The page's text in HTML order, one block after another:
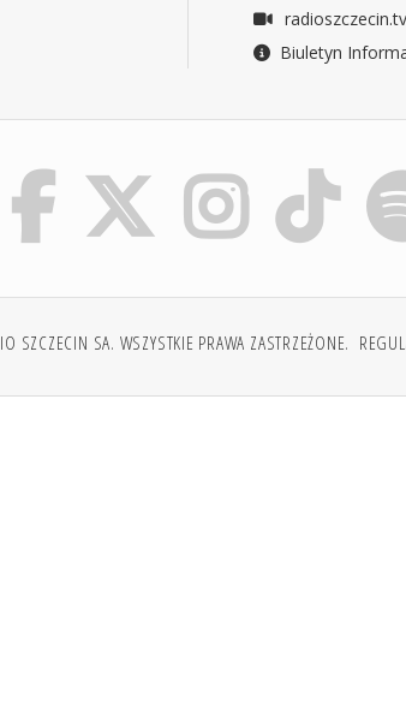
radioszczecin.tv
Biuletyn
SZCZECIN SA. WSZYSTKIE PRAWA ZASTRZEŻONE.